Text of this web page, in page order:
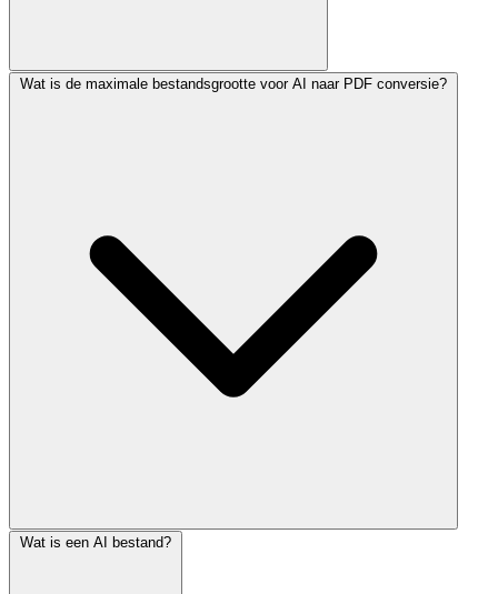
Wat is de maximale bestandsgrootte voor AI naar PDF conversie?
Wat is een AI bestand?